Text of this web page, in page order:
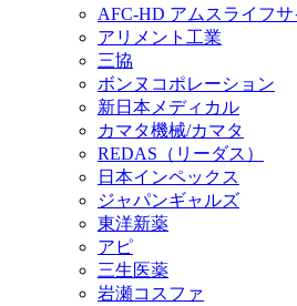
AFC-HD アムスライフサ
アリメント工業
三協
ボンヌコポレーション
新日本メディカル
カマタ機械/カマタ
REDAS（リーダス）
日本インペックス
ジャパンギャルズ
東洋新薬
アピ
三生医薬
岩瀬コスファ